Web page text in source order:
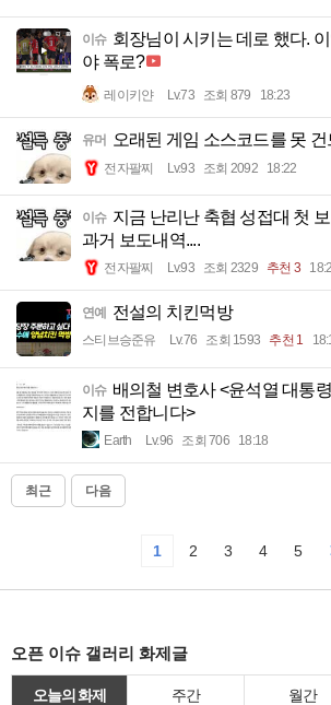
이슈 회장님이 시키는 데로 했다.
야 폭로?
레이키얀 Lv.73 조회 879 18:23
유머 오래된 게임 소스코드를 못 건
전자팔찌 Lv.93 조회 2092 18:22
이슈 지금 난리난 축협 성접대 첫
과거 보도내역....
전자팔찌 Lv.93 조회 2329 추천 3
연예 전설의 치킨먹방
스티브승준유 Lv.76 조회 1593 추천 1
이슈 배의철 변호사 <윤석열 대통
지를 전합니다>
Earth Lv.96 조회 706 18:18
최근 다음
1 2 3 4 5
오픈 이슈 갤러리 화제글
오늘의 화제 주간 월간